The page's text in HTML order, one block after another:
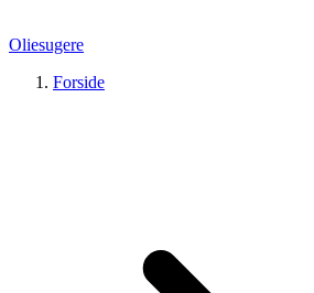
Oliesugere
Forside